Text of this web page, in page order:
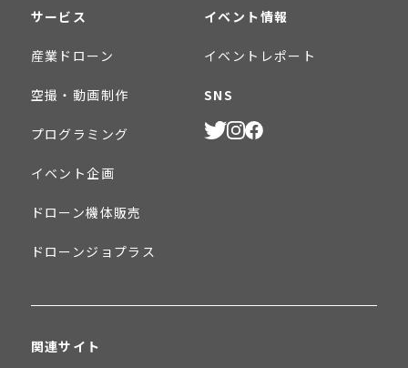
サービス
産業ドローン
空撮・動画制作
プログラミング
イベント企画
ドローン機体販売
ドローンジョプラス
イベント情報
イベントレポート
SNS
関連サイト